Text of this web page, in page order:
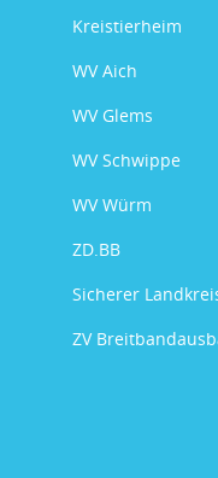
Kreistierheim
WV Aich
WV Glems
WV Schwippe
WV Würm
ZD.BB
Sicherer
ZV